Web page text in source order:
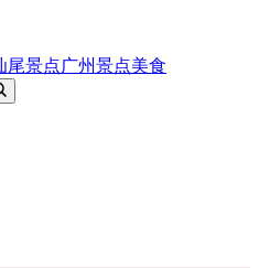
尾景点广州景点美食